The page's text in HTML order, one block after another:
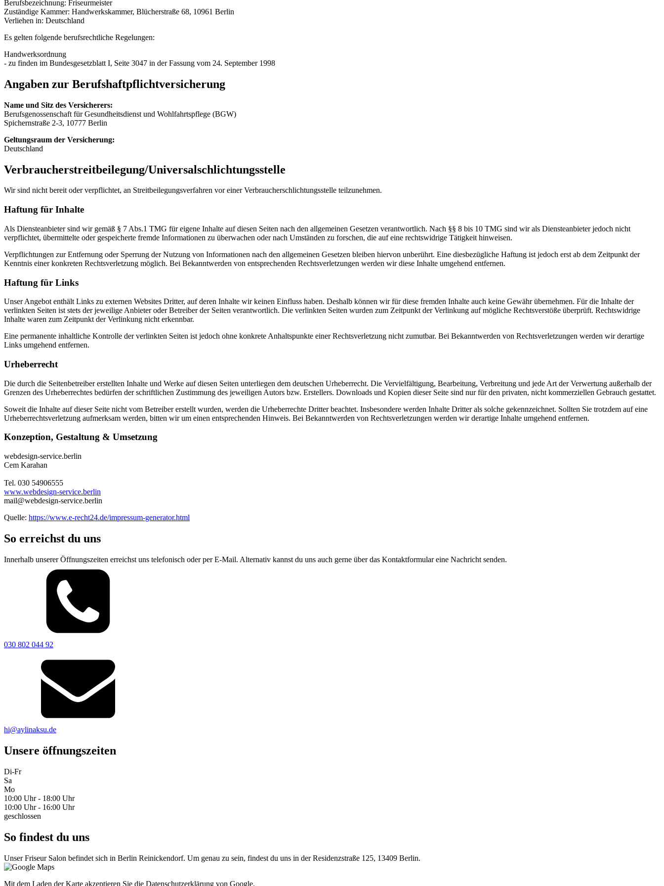
Berufsbezeichnung: Friseurmeister
Zuständige Kammer: Handwerkskammer, Blücherstraße 68, 10961 Berlin
Verliehen in: Deutschland
Es gelten folgende berufsrechtliche Regelungen:
Handwerksordnung
- zu finden im Bundesgesetzblatt I, Seite 3047 in der Fassung vom 24. September 1998
Angaben zur Berufshaftpflichtversicherung
Name und Sitz des Versicherers:
Berufsgenossenschaft für Gesundheitsdienst und Wohlfahrtspflege (BGW)
Spichernstraße 2-3, 10777 Berlin
Geltungsraum der Versicherung:
Deutschland
Verbraucher­streit­beilegung/Universal­schlichtungs­stelle
Wir sind nicht bereit oder verpflichtet, an Streitbeilegungsverfahren vor einer Verbraucherschlichtungsstelle teilzunehmen.
Haftung für Inhalte
Als Diensteanbieter sind wir gemäß § 7 Abs.1 TMG für eigene Inhalte auf diesen Seiten nach den allgemeinen Gesetzen verantwortlich. Nach §§ 8 bis 10 TMG sind wir als Diensteanbieter jedoch nicht
verpflichtet, übermittelte oder gespeicherte fremde Informationen zu überwachen oder nach Umständen zu forschen, die auf eine rechtswidrige Tätigkeit hinweisen.
Verpflichtungen zur Entfernung oder Sperrung der Nutzung von Informationen nach den allgemeinen Gesetzen bleiben hiervon unberührt. Eine diesbezügliche Haftung ist jedoch erst ab dem Zeitpunkt der
Kenntnis einer konkreten Rechtsverletzung möglich. Bei Bekanntwerden von entsprechenden Rechtsverletzungen werden wir diese Inhalte umgehend entfernen.
Haftung für Links
Unser Angebot enthält Links zu externen Websites Dritter, auf deren Inhalte wir keinen Einfluss haben. Deshalb können wir für diese fremden Inhalte auch keine Gewähr übernehmen. Für die Inhalte der
verlinkten Seiten ist stets der jeweilige Anbieter oder Betreiber der Seiten verantwortlich. Die verlinkten Seiten wurden zum Zeitpunkt der Verlinkung auf mögliche Rechtsverstöße überprüft. Rechtswidrige
Inhalte waren zum Zeitpunkt der Verlinkung nicht erkennbar.
Eine permanente inhaltliche Kontrolle der verlinkten Seiten ist jedoch ohne konkrete Anhaltspunkte einer Rechtsverletzung nicht zumutbar. Bei Bekanntwerden von Rechtsverletzungen werden wir derartige
Links umgehend entfernen.
Urheberrecht
Die durch die Seitenbetreiber erstellten Inhalte und Werke auf diesen Seiten unterliegen dem deutschen Urheberrecht. Die Vervielfältigung, Bearbeitung, Verbreitung und jede Art der Verwertung außerhalb der
Grenzen des Urheberrechtes bedürfen der schriftlichen Zustimmung des jeweiligen Autors bzw. Erstellers. Downloads und Kopien dieser Seite sind nur für den privaten, nicht kommerziellen Gebrauch gestattet.
Soweit die Inhalte auf dieser Seite nicht vom Betreiber erstellt wurden, werden die Urheberrechte Dritter beachtet. Insbesondere werden Inhalte Dritter als solche gekennzeichnet. Sollten Sie trotzdem auf eine
Urheberrechtsverletzung aufmerksam werden, bitten wir um einen entsprechenden Hinweis. Bei Bekanntwerden von Rechtsverletzungen werden wir derartige Inhalte umgehend entfernen.
Konzeption, Gestaltung & Umsetzung
webdesign-service.berlin
Cem Karahan
Tel. 030 54906555
www.webdesign-service.berlin
mail@webdesign-service.berlin
Quelle: https://www.e-recht24.de/impressum-generator.html
So erreichst du uns
Innerhalb unserer Öffnungszeiten erreichst uns telefonisch oder per E-Mail. Alternativ kannst du uns auch gerne über das Kontaktformular eine Nachricht senden.
030 802 044 92
hi@aylinaksu.de
Unsere öffnungszeiten
Di-Fr
Sa
Mo
10:00 Uhr - 18:00 Uhr
10:00 Uhr - 16:00 Uhr
geschlossen
So findest du uns
Unser Friseur Salon befindet sich in Berlin Reinickendorf. Um genau zu sein, findest du uns in der Residenzstraße 125, 13409 Berlin.
Mit dem Laden der Karte akzeptieren Sie die Datenschutzerklärung von Google.